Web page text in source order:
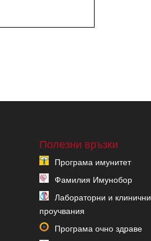
Полезни връзки
Програма имунитет
Фамилия Имунобор
Лабораторни и клинични
проучвания
Програма очно здраве